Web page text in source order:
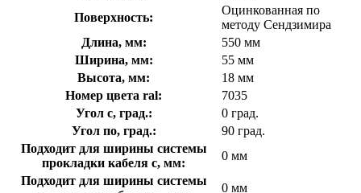
Поверхность:
Оцинкованная по
методу Сендзимира
Длина, мм:
550 мм
Ширина, мм:
55 мм
Высота, мм:
18 мм
Номер цвета ral:
7035
Угол с, град.:
0 град.
Угол по, град.:
90 град.
Подходит для ширины системы
прокладки кабеля с, мм:
0 мм
Подходит для ширины системы
0 мм